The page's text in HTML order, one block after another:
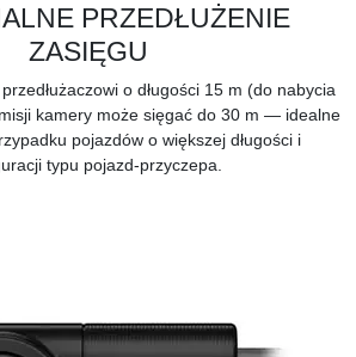
PRZEDŁUŻENIE
ZASIĘGU
przedłużaczowi o długości 15 m (do nabycia
kamery może sięgać do 30 m — idealne
pojazdów o większej długości i
typu pojazd-przyczepa.